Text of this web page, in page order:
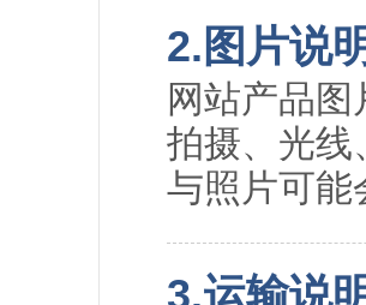
2.图片说
网站产品
拍摄、光线
与照片可能
3.运输说